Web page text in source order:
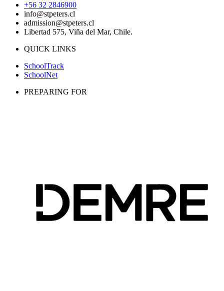
+56 32 2846900
info@stpeters.cl
admission@stpeters.cl
Libertad 575, Viña del Mar, Chile.
QUICK LINKS
SchoolTrack
SchoolNet
PREPARING FOR